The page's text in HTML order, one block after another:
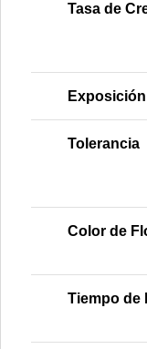
Tasa de
Exposición
Tolerancia
Color de
Tiempo de